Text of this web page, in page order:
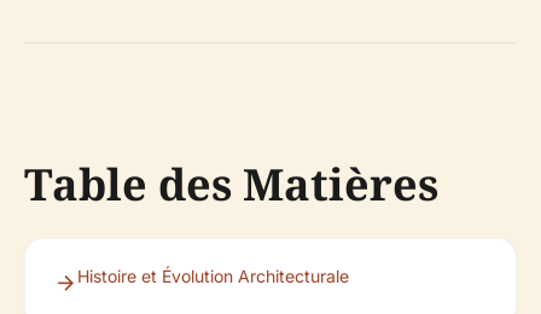
Table des Matières
Histoire et Évolution Architecturale